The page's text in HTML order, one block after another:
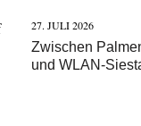
27. JULI 2026
Zwischen
und WLAN-